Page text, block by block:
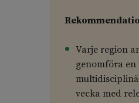
Varje region
genomföra
vecka med